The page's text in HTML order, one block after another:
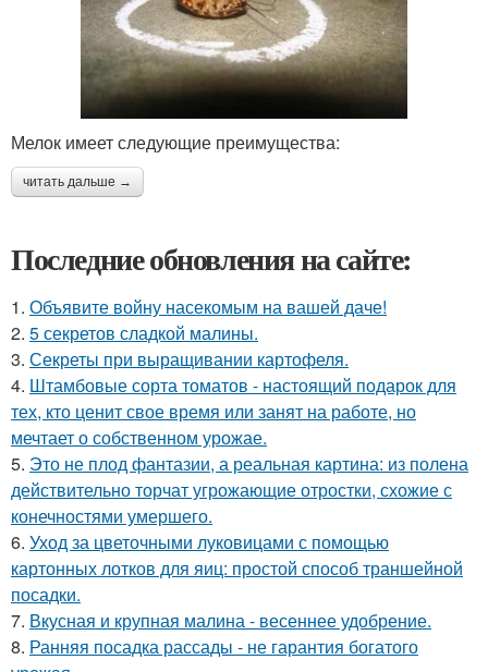
Мелок имеет следующие преимущества:
читать дальше →
Последние обновления на сайте:
1. Объявите войну насекомым на вашей даче!
2. 5 секретов сладкой малины.
3. Секреты при выращивании картофеля.
4. Штамбовые сорта томатов - настоящий подарок для
тех, кто ценит свое время или занят на работе, но
мечтает о собственном урожае.
5. Это не плод фантазии, а реальная картина: из полена
действительно торчат угрожающие отростки, схожие с
конечностями умершего.
6. Уход за цветочными луковицами с помощью
картонных лотков для яиц: простой способ траншейной
посадки.
7. Вкусная и крупная малина - весеннее удобрение.
8. Ранняя посадка рассады - не гарантия богатого